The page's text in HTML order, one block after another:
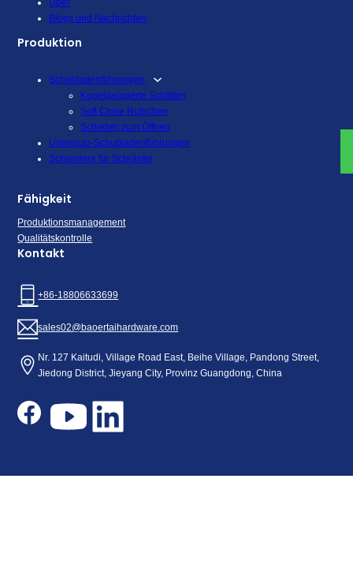
Blogs und Nachrichten
Produktion
Schubladenführungen
Kugelgelagerte Schlitten
Soft Close Rutschen
Schieber zum Öffnen
Unterputz-Schubladenführungen
Scharniere für Schränke
Fähigkeit
Produktionsmanagement
Qualitätskontrolle
Kontakt
+86-18806633699
sales02@baoertaihardware.com
Nr. 127 Kaitudi, Village Road East, Beihe Village, Pandong Street,
Jiedong District, Jieyang City, Provinz Guangdong, China